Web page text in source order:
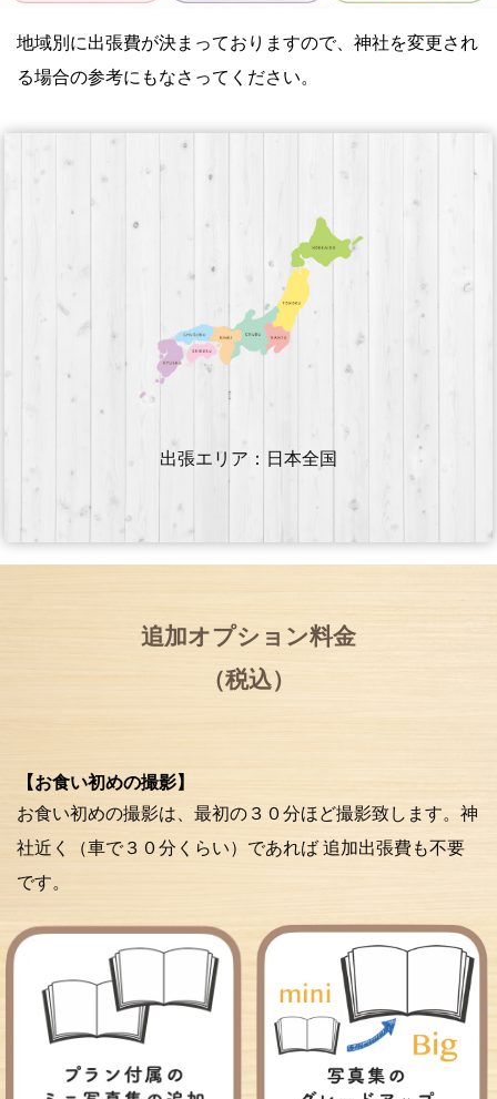
地域別に出張費が決まっておりますので、 神社を変更され
る場合の参考にもなさってください。
出張エリア：日本全国
追加オプション料金
（税込）
【お食い初めの撮影】
お食い初めの撮影は、最初の３０分ほど撮影致します。神
社近く（車で３０分くらい）であれば 追加出張費も不要
です。